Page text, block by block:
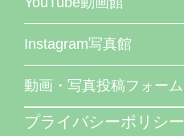
Instagram写真館
動画・写真投稿フォーム
プライバシーポリシー